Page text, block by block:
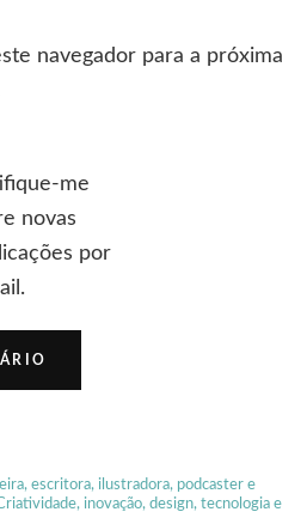
navegador para a próxima
me
novas
por
escritora, ilustradora, podcaster e
inovação, design, tecnologia e